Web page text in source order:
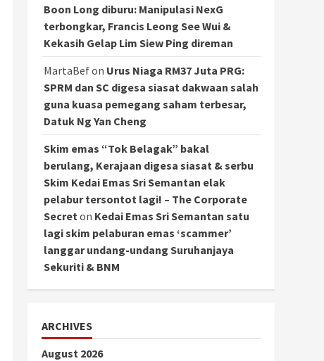
Boon Long diburu: Manipulasi NexG
terbongkar, Francis Leong See Wui &
Kekasih Gelap Lim Siew Ping direman
MartaBefon Urus Niaga RM37 Juta PRG:
SPRM dan SC digesa siasat dakwaan salah
guna kuasa pemegang saham terbesar,
Datuk Ng Yan Cheng
Skim emas “Tok Belagak” bakal
berulang, Kerajaan digesa siasat & serbu
Skim Kedai Emas Sri Semantan elak
pelabur tersontot lagi! – The Corporate
Secret on Kedai Emas Sri Semantan satu
lagi skim pelaburan emas ‘scammer’
langgar undang-undang Suruhanjaya
Sekuriti & BNM
ARCHIVES
August 2026